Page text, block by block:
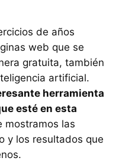
de años
web que se
gratuita, también
artificial.
herramienta
esté en esta
mostramos las
y los resultados que